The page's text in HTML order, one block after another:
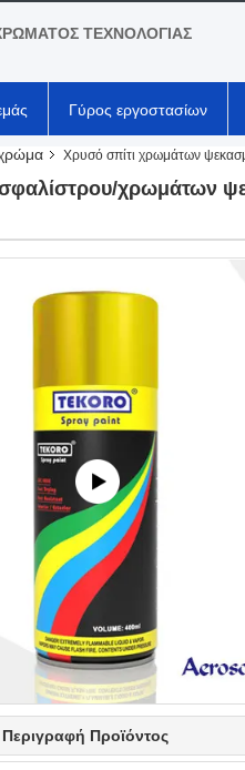
ΤΕΧΝΟΛΟΓΙΑΣ
Γύρος εργοστασίων
Χρυσό σπίτι χρωμάτων
χρωμάτων
Προϊόντος